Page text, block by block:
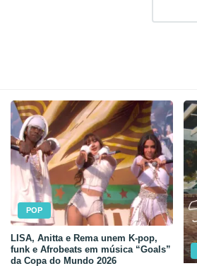
POP
LISA, Anitta e Rema unem K-pop,
funk e Afrobeats em música “Goals”
da Copa do Mundo 2026